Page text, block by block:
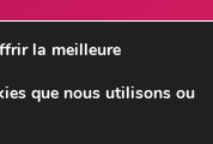
la meilleure
que nous utilisons ou